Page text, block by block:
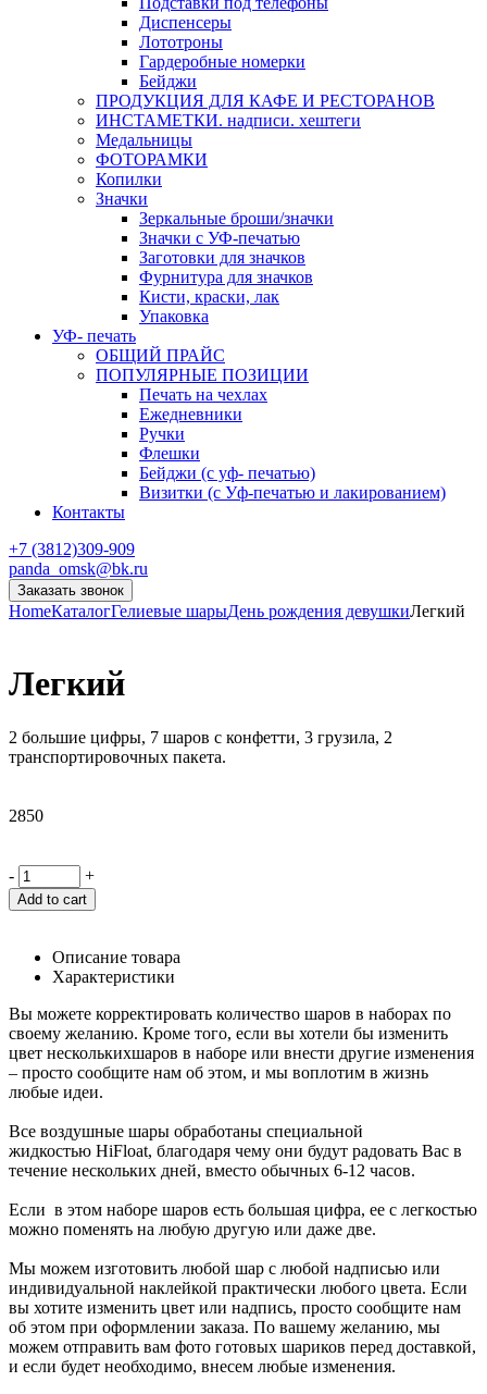
Диспенсеры
Лототроны
Гардеробные номерки
Бейджи
ПРОДУКЦИЯ ДЛЯ КАФЕ И РЕСТОРАНОВ
ИНСТАМЕТКИ. надписи. хештеги
Медальницы
ФОТОРАМКИ
Копилки
Значки
Зеркальные броши/значки
Значки с УФ-печатью
Заготовки для значков
Фурнитура для значков
Кисти, краски, лак
Упаковка
УФ- печать
ОБЩИЙ ПРАЙС
ПОПУЛЯРНЫЕ ПОЗИЦИИ
Печать на чехлах
Ежедневники
Ручки
Флешки
Бейджи (с уф- печатью)
Визитки (с Уф-печатью и лакированием)
Контакты
+7 (3812)309-909
panda_omsk@bk.ru
Заказать звонок
HomeКаталогГелиевые шарыДень рождения девушкиЛегкий
Легкий
2 большие цифры, 7 шаров с конфетти, 3 грузила, 2
транспортировочных пакета.
2850
- +
Add to cart
Описание товара
Характеристики
Вы можете корректировать количество шаров в наборах по
своему желанию. Кроме того, если вы хотели бы изменить
цвет несколькихшаров в наборе или внести другие изменения
– просто сообщите нам об этом, и мы воплотим в жизнь
любые идеи.
Все воздушные шары обработаны специальной
жидкостью HiFloat, благодаря чему они будут радовать Вас в
течение нескольких дней, вместо обычных 6-12 часов.
Если в этом наборе шаров есть большая цифра, ее с легкостью
можно поменять на любую другую или даже две.
Мы можем изготовить любой шар с любой надписью или
индивидуальной наклейкой практически любого цвета. Если
вы хотите изменить цвет или надпись, просто сообщите нам
об этом при оформлении заказа. По вашему желанию, мы
можем отправить вам фото готовых шариков перед доставкой,
и если будет необходимо, внесем любые изменения.